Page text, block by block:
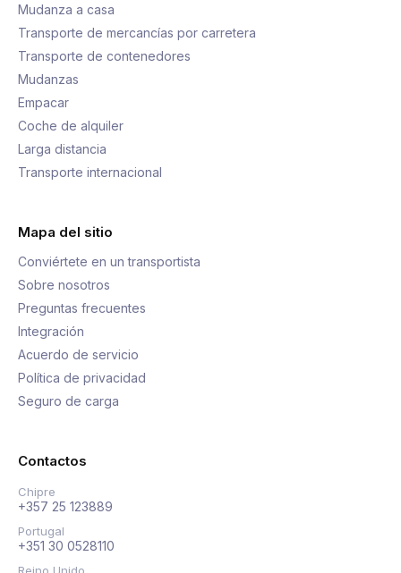
Mudanza a casa
Transporte de mercancías por carretera
Transporte de contenedores
Mudanzas
Empacar
Coche de alquiler
Larga distancia
Transporte internacional
Mapa del sitio
Conviértete en un transportista
Sobre nosotros
Preguntas frecuentes
Integración
Acuerdo de servicio
Política de privacidad
Seguro de carga
Contactos
Chipre
+357 25 123889
Portugal
+351 30 0528110